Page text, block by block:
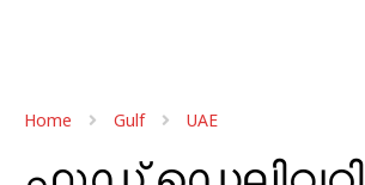
Home Gulf UAE